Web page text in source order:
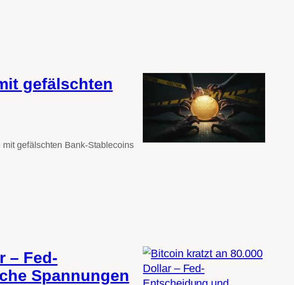
gefälschten
gefälschten Bank-Stablecoins
– Fed-
Spannungen